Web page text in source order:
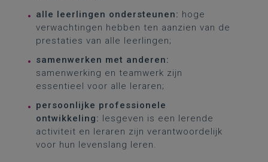
alle leerlingen ondersteunen: hoge
verwachtingen hebben ten aanzien van de
prestaties van alle leerlingen;
samenwerken met anderen:
samenwerking en teamwerk zijn
essentieel voor alle leraren;
persoonlijke professionele
ontwikkeling: lesgeven is een lerende
activiteit en leraren zijn verantwoordelijk
voor hun levenslang leren.